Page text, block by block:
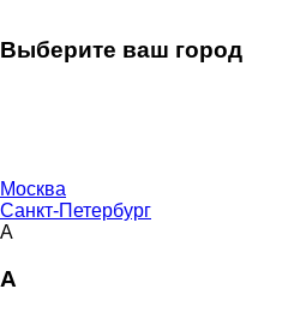
Выберите ваш город
Москва
Санкт-Петербург
А
А